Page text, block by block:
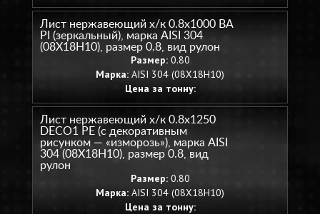
Лист нержавеющий х/к 0.8х1000 BA
PI (зеркальный), марка AISI 304
(08Х18Н10), размер 0.8, вид рулон
Размер:0.80
Марка: AISI 304 (08Х18Н10)
Цена за тонну:
Лист нержавеющий х/к 0.8х1250
DECO1 PE (с декоративным
рисунком — «изморозь»), марка AISI
304 (08Х18Н10), размер 0.8, вид
рулон
Размер:0.80
Марка: AISI 304 (08Х18Н10)
Цена за тонну: